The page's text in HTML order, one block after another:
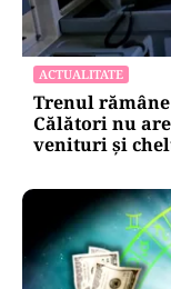
NECONVENTIONAL
FrikiPedia:
Românii îl
EXCLUSIV
EXCLUSIV